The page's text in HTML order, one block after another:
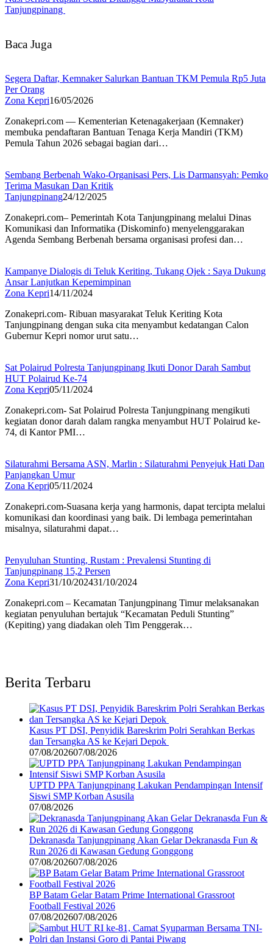
Tanjungpinang
Baca Juga
Segera Daftar, Kemnaker Salurkan Bantuan TKM Pemula Rp5 Juta
Per Orang
Zona Kepri16/05/2026
Zonakepri.com — Kementerian Ketenagakerjaan (Kemnaker)
membuka pendaftaran Bantuan Tenaga Kerja Mandiri (TKM)
Pemula Tahun 2026 sebagai bagian dari…
Sembang Berbenah Wako-Organisasi Pers, Lis Darmansyah: Pemko
Terima Masukan Dan Kritik
Tanjungpinang24/12/2025
Zonakepri.com– Pemerintah Kota Tanjungpinang melalui Dinas
Komunikasi dan Informatika (Diskominfo) menyelenggarakan
Agenda Sembang Berbenah bersama organisasi profesi dan…
Kampanye Dialogis di Teluk Keriting, Tukang Ojek : Saya Dukung
Ansar Lanjutkan Kepemimpinan
Zona Kepri14/11/2024
Zonakepri.com- Ribuan masyarakat Teluk Keriting Kota
Tanjungpinang dengan suka cita menyambut kedatangan Calon
Gubernur Kepri nomor urut satu…
Sat Polairud Polresta Tanjungpinang Ikuti Donor Darah Sambut
HUT Polairud Ke-74
Zona Kepri05/11/2024
Zonakepri.com- Sat Polairud Polresta Tanjungpinang mengikuti
kegiatan donor darah dalam rangka menyambut HUT Polairud ke-
74, di Kantor PMI…
Silaturahmi Bersama ASN, Marlin : Silaturahmi Penyejuk Hati Dan
Panjangkan Umur
Zona Kepri05/11/2024
Zonakepri.com-Suasana kerja yang harmonis, dapat tercipta melalui
komunikasi dan koordinasi yang baik. Di lembaga pemerintahan
misalnya, silaturahmi dapat…
Penyuluhan Stunting, Rustam : Prevalensi Stunting di
Tanjungpinang 15,2 Persen
Zona Kepri31/10/202431/10/2024
Zonakepri.com – Kecamatan Tanjungpinang Timur melaksanakan
kegiatan penyuluhan bertajuk “Kecamatan Peduli Stunting”
(Kepiting) yang diadakan oleh Tim Penggerak…
Berita Terbaru
Kasus PT DSI, Penyidik Bareskrim Polri Serahkan Berkas
dan Tersangka AS ke Kejari Depok
07/08/202607/08/2026
UPTD PPA Tanjungpinang Lakukan Pendampingan Intensif
Siswi SMP Korban Asusila
07/08/2026
Dekranasda Tanjungpinang Akan Gelar Dekranasda Fun &
Run 2026 di Kawasan Gedung Gonggong
07/08/202607/08/2026
BP Batam Gelar Batam Prime International Grassroot
Football Festival 2026
07/08/202607/08/2026